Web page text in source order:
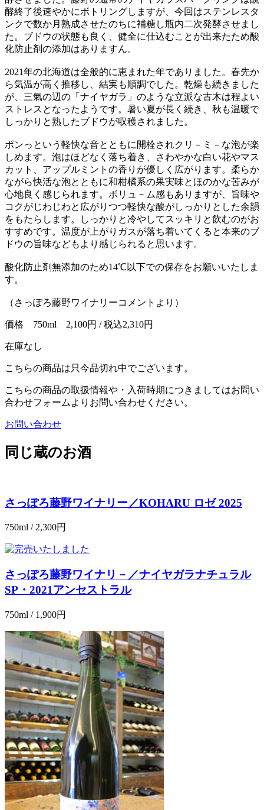
酵終了後速やかにボトリングしますが、今回はステンレスタ
ンクで数か月熟成させたのちに補糖し瓶内二次発酵させまし
た。ブドウの状態も良く、健全に仕込むことが出来たため酸
化防止剤の添加はありますん。
2021年の北海道は全般的に恵まれた年でありました。春先か
ら気温が高く推移し、結実も順調でした。乾燥も続きました
が、三氣の辺の「ナイヤガラ」のような立派な古木は程よい
ストレスとなったようです。暑い夏が長く続き、秋も温暖で
しっかりと熟したブドウが収穫されました。
ポンっという軽快な音とともに開栓されクリ－ミ－な泡が楽
しめます。泡はほどなく落ち着き、さわやかな白い花やマス
カット、アップルミントの香りが優しく広がります。柔らか
ながら快活な泡とともに和柑橘系の果実味とほのかな苦みが
心地良く感じられます。ボリュ－ム感もありますが、旨味や
コクがじわじわと広がりつつ軽快な酸がしっかりとした余韻
をもたらします。しっかりと冷やしてスッキリと飲むのがお
すすめです。温度が上がりガスが落ち着いてくると本来のブ
ドウの旨味などもより感じられると思います。
酸化防止剤無添加のため14℃以下での保存をお願いいたしま
す。
（さっぽろ藤野ワイナリーコメントより）
価格 750ml 2,100円 / 税込2,310円
在庫なし
こちらの商品は只今品切れ中でございます。
こちらの商品の取扱情報や・入荷時期につきましてはお問い
合わせフォームよりお問い合わせください。
お問い合わせ
同じ蔵のお酒
さっぽろ藤野ワイナリー／KOHARU ロゼ 2025
750ml / 2,300円
さっぽろ藤野ワイナリ－／ナイヤガラナチュラル
SP・2021アンセストラル
750ml / 1,900円